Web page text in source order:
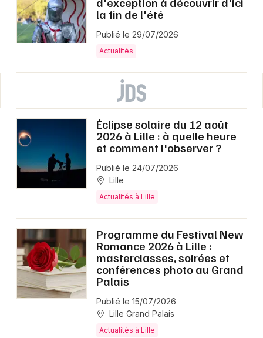
la fin de l'été
Publié le 29/07/2026
Actualités
Éclipse solaire du 12 août
2026 à Lille : à quelle heure
et comment l'observer ?
Publié le 24/07/2026
Lille
Actualités à Lille
Programme du Festival New
Romance 2026 à Lille :
masterclasses, soirées et
conférences photo au Grand
Palais
Publié le 15/07/2026
Lille Grand Palais
Actualités à Lille